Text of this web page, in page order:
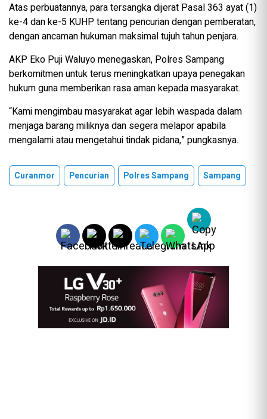
Atas perbuatannya, para tersangka dijerat Pasal 363 ayat (1)
ke-4 dan ke-5 KUHP tentang pencurian dengan pemberatan,
dengan ancaman hukuman maksimal tujuh tahun penjara.
AKP Eko Puji Waluyo menegaskan, Polres Sampang
berkomitmen untuk terus meningkatkan upaya penegakan
hukum guna memberikan rasa aman kepada masyarakat.
“Kami mengimbau masyarakat agar lebih waspada dalam
menjaga barang miliknya dan segera melapor apabila
mengalami atau mengetahui tindak pidana,” pungkasnya.
Curanmor Pencurian Polres Sampang Sampang